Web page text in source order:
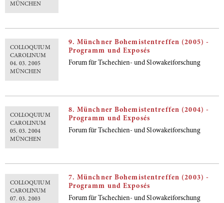
MÜNCHEN
COLLOQUIUM
CAROLINUM
04. 03. 2005
MÜNCHEN
9. Münchner Bohemistentreffen (2005) -
Programm und Exposés
Forum für Tschechien- und Slowakeiforschung
COLLOQUIUM
CAROLINUM
05. 03. 2004
MÜNCHEN
8. Münchner Bohemistentreffen (2004) -
Programm und Exposés
Forum für Tschechien- und Slowakeiforschung
COLLOQUIUM
CAROLINUM
07. 03. 2003
7. Münchner Bohemistentreffen (2003) -
Programm und Exposés
Forum für Tschechien- und Slowakeiforschung